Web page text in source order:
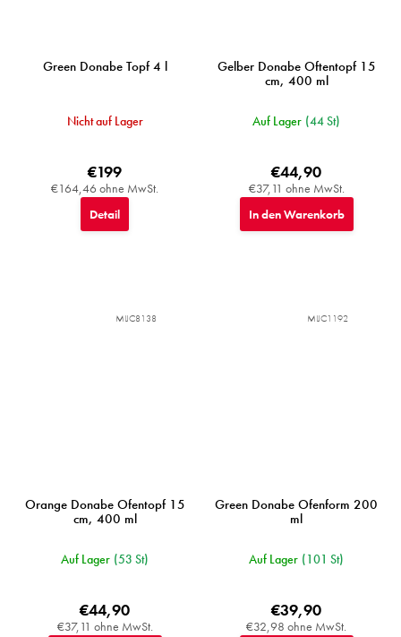
Green Donabe Topf 4 l
Nicht auf Lager
€164,46 ohne MwSt.
€199
Detail
Gelber Donabe Oftentopf 15
cm, 400 ml
Auf Lager (44 St)
€37,11 ohne MwSt.
€44,90
In den Warenkorb
Orange Donabe Ofentopf 15
cm, 400 ml
Auf Lager (53 St)
€37,11 ohne MwSt.
€44,90
MIJC8138
Green Donabe Ofenform 200
ml
Auf Lager (101 St)
€32,98 ohne MwSt.
€39,90
MIJC1192